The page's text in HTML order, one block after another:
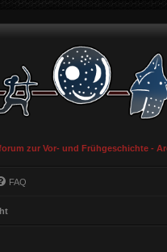
zur Vor- und Frühgeschichte -
FAQ